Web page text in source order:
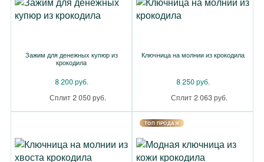
Зажим для денежных купюр из
крокодила
8 200 руб.
Сплит 2 050 руб.
Ключница на молнии из крокодила
8 250 руб.
Сплит 2 063 руб.
TOП ПРОДАЖ